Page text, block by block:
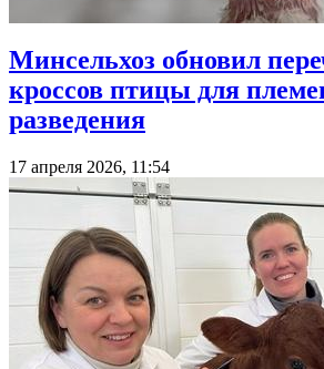
Минсельхоз обновил
кроссов птицы для
разведения
17 апреля 2026, 11:54